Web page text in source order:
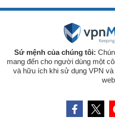
Sứ mệnh của chúng tôi:
mang đến cho người dùng một
và hữu ích khi sử dụng VPN